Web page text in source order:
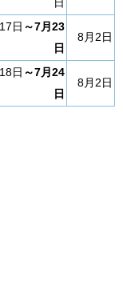
日
日 ～7月23
日
8月2日
日 ～7月24
日
8月2日